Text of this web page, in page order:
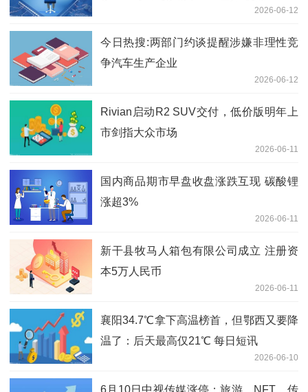
2026-06-12
今日热搜:两部门约谈提醒涉嫌非理性竞
争汽车生产企业
2026-06-12
Rivian启动R2 SUV交付，低价版明年上
市剑指大众市场
2026-06-11
国内商品期市早盘收盘涨跌互现 碳酸锂
涨超3%
2026-06-11
新干县牧马人箱包有限公司成立 注册资
本5万人民币
2026-06-11
襄阳34.7℃拿下高温榜首，但鄂西又要降
温了：后天最高仅21℃ 每日短讯
2026-06-10
6月10日中视传媒涨停：旅游，NFT，传